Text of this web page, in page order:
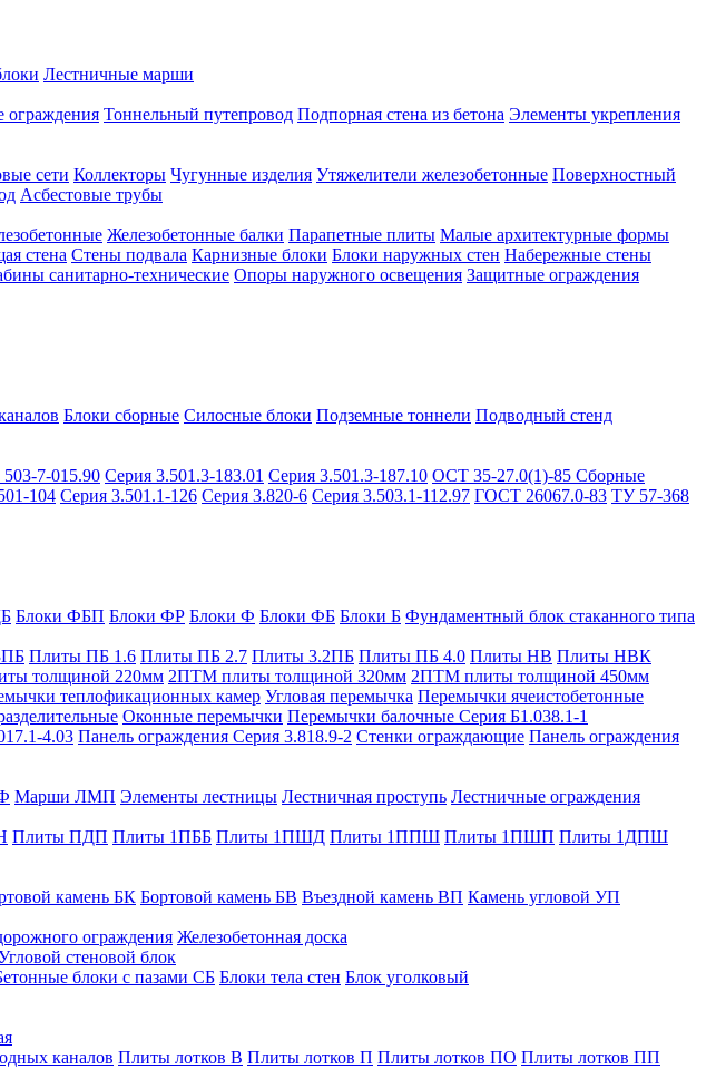
Лестничные марши
Тоннельный путепровод Подпорная стена из бетона Элементы укрепления
сети Коллекторы Чугунные изделия Утяжелители железобетонные Поверхностный
Асбестовые трубы
Железобетонные балки Парапетные плиты Малые архитектурные формы
стена Стены подвала Карнизные блоки Блоки наружных стен Набережные стены
санитарно-технические Опоры наружного освещения Защитные ограждения
Блоки сборные Силосные блоки Подземные тоннели Подводный стенд
7-015.90 Серия 3.501.3-183.01 Серия 3.501.3-187.10 ОСТ 35-27.0(1)-85 Сборные
104 Серия 3.501.1-126 Серия 3.820-6 Серия 3.503.1-112.97 ГОСТ 26067.0-83 ТУ 57-368
Блоки ФБП Блоки ФР Блоки Ф Блоки ФБ Блоки Б Фундаментный блок стаканного типа
Плиты ПБ 1.6 Плиты ПБ 2.7 Плиты 3.2ПБ Плиты ПБ 4.0 Плиты НВ Плиты НВК
толщиной 220мм 2ПТМ плиты толщиной 320мм 2ПТМ плиты толщиной 450мм
теплофикационных камер Угловая перемычка Перемычки ячеистобетонные
Оконные перемычки Перемычки балочные Серия Б1.038.1-1
4.03 Панель ограждения Серия 3.818.9-2 Стенки ограждающие Панель ограждения
Марши ЛМП Элементы лестницы Лестничная проступь Лестничные ограждения
Плиты ПДП Плиты 1ПББ Плиты 1ПШД Плиты 1ППШ Плиты 1ПШП Плиты 1ДПШ
камень БК Бортовой камень БВ Въездной камень ВП Камень угловой УП
ограждения Железобетонная доска
стеновой блок
блоки с пазами СБ Блоки тела стен Блок уголковый
каналов Плиты лотков В Плиты лотков П Плиты лотков ПО Плиты лотков ПП